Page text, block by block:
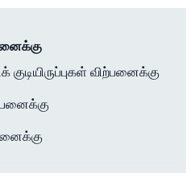
குடியிருப்புகள் விற்பனைக்கு